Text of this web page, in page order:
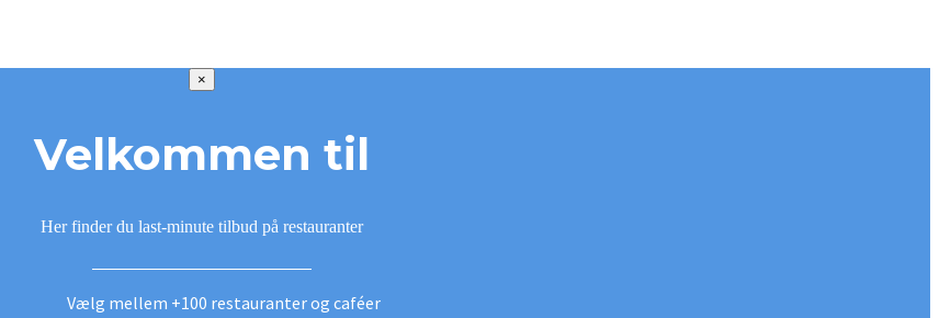
×
Velkommen til
Her finder du last-minute tilbud på restauranter
Vælg mellem +100 restauranter og caféer